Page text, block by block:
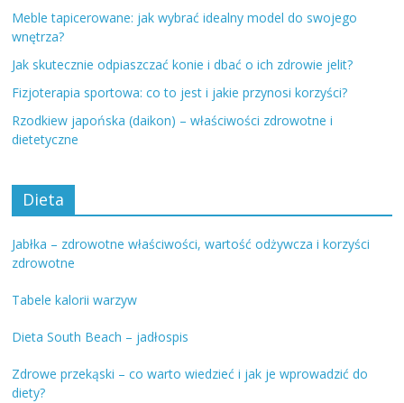
Meble tapicerowane: jak wybrać idealny model do swojego
wnętrza?
Jak skutecznie odpiaszczać konie i dbać o ich zdrowie jelit?
Fizjoterapia sportowa: co to jest i jakie przynosi korzyści?
Rzodkiew japońska (daikon) – właściwości zdrowotne i
dietetyczne
Dieta
Jabłka – zdrowotne właściwości, wartość odżywcza i korzyści
zdrowotne
Tabele kalorii warzyw
Dieta South Beach – jadłospis
Zdrowe przekąski – co warto wiedzieć i jak je wprowadzić do
diety?